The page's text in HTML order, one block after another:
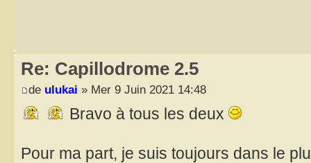
Re: Capillodrome 2.5
de ulukai » Mer 9 Juin 2021 14:48
Bravo à tous les deux
Pour ma part, je suis toujours dans le